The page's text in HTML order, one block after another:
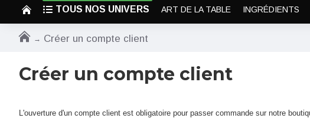
TOUS NOS UNIVERS ART DE LA TABLE INGRÉDIENTS
Créer un compte client
Créer un compte client
L'ouverture d'un compte client est obligatoire pour passer commande sur notre